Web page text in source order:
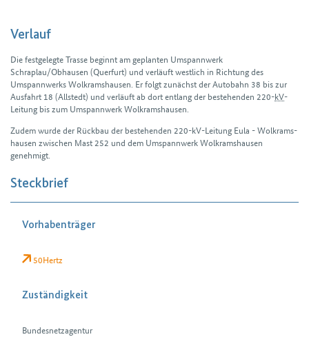
Verlauf
Die festgelegte Trasse beginnt am geplanten Umspann­werk
Schraplau/Obhausen (Querfurt) und verläuft westlich in Richtung des
Umspann­werks Wolkrams­hausen. Er folgt zunächst der Autobahn 38 bis zur
Aus­fahrt 18 (Allstedt) und verläuft ab dort entlang der bestehenden 220-kV-
Leitung bis zum Umspann­werk Wolkrams­hausen.
Zudem wurde der Rückbau der bestehenden 220-kV-Leitung Eula - Wolkrams­
hausen zwischen Mast 252 und dem Umspann­werk Wolkrams­hausen
genehmigt.
Steckbrief
Vorhabenträger
50Hertz
Zuständigkeit
Bundesnetzagentur